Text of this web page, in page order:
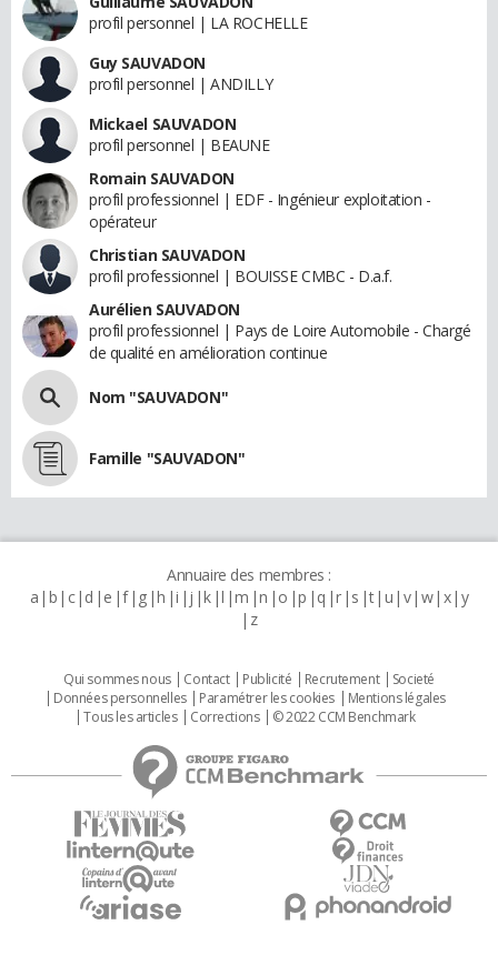
profil personnel | LA ROCHELLE
Guy SAUVADON
profil personnel | ANDILLY
Mickael SAUVADON
profil personnel | BEAUNE
Romain SAUVADON
profil professionnel | EDF - Ingénieur exploitation -
opérateur
Christian SAUVADON
profil professionnel | BOUISSE CMBC - D.a.f.
Aurélien SAUVADON
profil professionnel | Pays de Loire Automobile - Chargé
de qualité en amélioration continue
Nom "SAUVADON"
Famille "SAUVADON"
Annuaire des membres :
a b c d e f g h i j k l m n o p q r s t u v w x y
z
Qui sommes nous Contact Publicité Recrutement
Societé
Données personnelles
Paramétrer les cookies
Mentions légales
Tous les articles
Corrections © 2022 CCM Benchmark